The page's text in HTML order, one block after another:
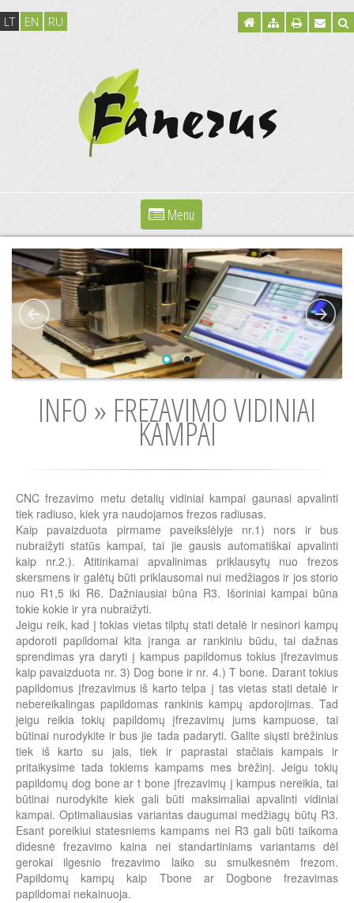
LT EN RU
Menu
INFO » FREZAVIMO VIDINIAI
KAMPAI
CNC frezavimo metu detalių vidiniai kampai gaunasi apvalinti
tiek radiuso, kiek yra naudojamos frezos radiusas.
Kaip pavaizduota pirmame paveikslėlyje nr.1) nors ir bus
nubraižyti statūs kampai, tai jie gausis automatiškai apvalinti
kaip nr.2.). Atitinkamai apvalinimas priklausytų nuo frezos
skersmens ir galėtų būti priklausomai nui medžiagos ir jos storio
nuo R1,5 iki R6. Dažniausiai būna R3. Išoriniai kampai būna
tokie kokie ir yra nubraižyti.
Jeigu reik, kad į tokias vietas tilptų stati detalė ir nesinori kampų
apdoroti papildomai kita įranga ar rankiniu būdu, tai dažnas
sprendimas yra daryti į kampus papildomus tokius įfrezavimus
kaip pavaizduota nr. 3) Dog bone ir nr. 4.) T bone. Darant tokius
papildomus įfrezavimus iš karto telpa į tas vietas stati detalė ir
nebereikalingas papildomas rankinis kampų apdorojimas. Tad
jeigu reikia tokių papildomų įfrezavimų jums kampuose, tai
būtinai nurodykite ir bus jie tada padaryti. Galite siųsti brėžinius
tiek iš karto su jais, tiek ir paprastai stačiais kampais ir
pritaikysime tada tokiems kampams mes brėžinį. Jeigu tokių
papildomų dog bone ar t bone įfrezavimų į kampus nereikia, tai
būtinai nurodykite kiek gali būti maksimaliai apvalinti vidiniai
kampai. Optimaliausias variantas daugumai medžiagų būtų R3.
Esant poreikiui statesniems kampams nei R3 gali būti taikoma
didesnė frezavimo kaina nei standartiniams variantams dėl
gerokai ilgesnio frezavimo laiko su smulkesnėm frezom.
Papildomų kampų kaip Tbone ar Dogbone frezavimas
papildomai nekainuoja.